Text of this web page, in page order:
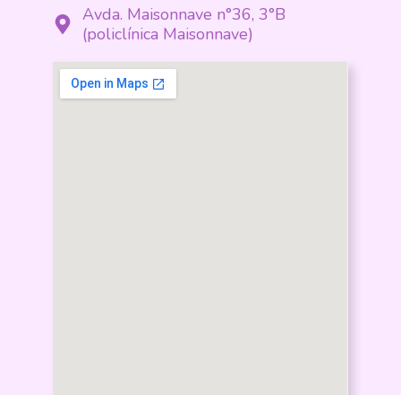
Avda. Maisonnave n°36, 3°B
(policlínica Maisonnave)